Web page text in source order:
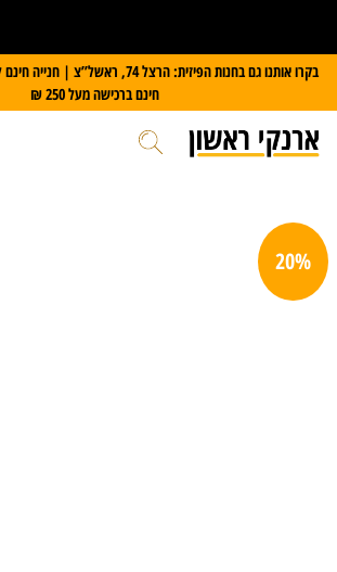
על כל מזוודת Slazenger קבלו משקל דיגיטלי
בקרו אותנו גם בחנות הפיזית: הרצל 74,
חינם ברכישה מעל 250 ₪
20%